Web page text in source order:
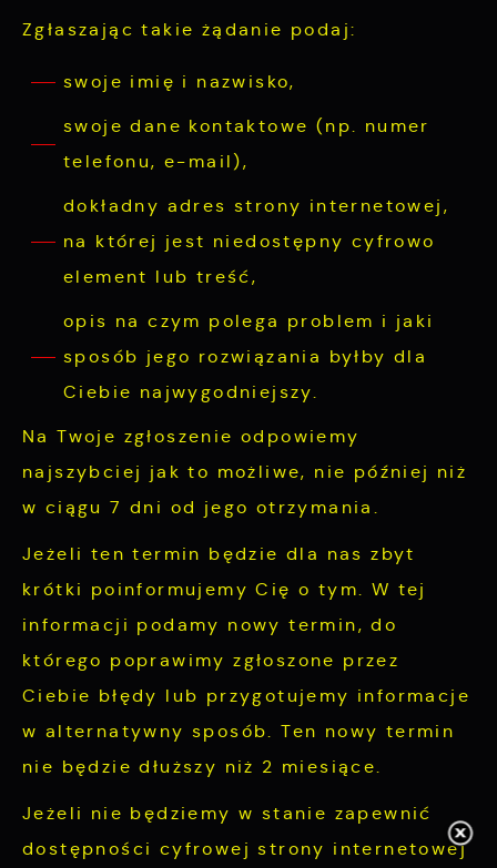
Zgłaszając takie żądanie podaj:
swoje imię i nazwisko,
swoje dane kontaktowe (np. numer
telefonu, e-mail),
dokładny adres strony internetowej,
na której jest niedostępny cyfrowo
element lub treść,
opis na czym polega problem i jaki
sposób jego rozwiązania byłby dla
Ciebie najwygodniejszy.
Na Twoje zgłoszenie odpowiemy
najszybciej jak to możliwe, nie później niż
w ciągu 7 dni od jego otrzymania.
Jeżeli ten termin będzie dla nas zbyt
krótki poinformujemy Cię o tym. W tej
informacji podamy nowy termin, do
którego poprawimy zgłoszone przez
Ciebie błędy lub przygotujemy informacje
w alternatywny sposób. Ten nowy termin
nie będzie dłuższy niż 2 miesiące.
Jeżeli nie będziemy w stanie zapewnić
dostępności cyfrowej strony internetowej